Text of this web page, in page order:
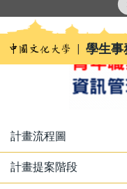
到
主
學生事
計畫流程圖
計畫提案階段